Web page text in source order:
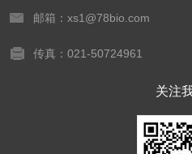
邮箱：xs1@78bio.com
传真：021-50724961
关注